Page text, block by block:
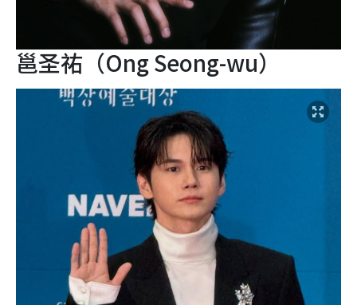
邕圣祐（Ong Seong-wu）